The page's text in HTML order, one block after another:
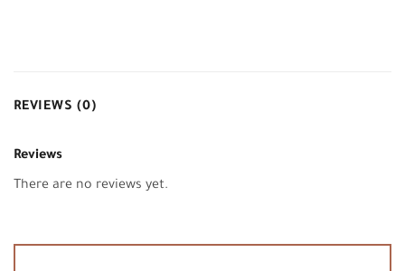
REVIEWS (0)
Reviews
There are no reviews yet.